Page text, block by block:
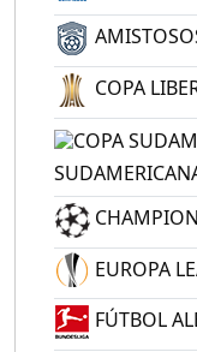
COPA
EUROPA
FÚTBOL